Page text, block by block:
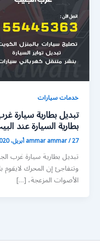
خدمات سيارات
بطارية السيارة عند
ammar ammar/27 أبريل، 2020
تبديل بطارية سيارة غرب
وتتفاجئ إن المحرك لايقوم
الأصوات المزعجة، […]